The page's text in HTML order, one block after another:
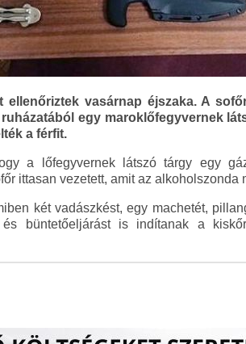
vasárnap éjszaka. A
egy maroklőfegyvernek
a férfit.
a lőfegyvernek látszó tárgy egy
ittasan vezetett, amit az alkoholszonda
két vadászkést, egy machetét,
és büntetőeljárást is indítanak a